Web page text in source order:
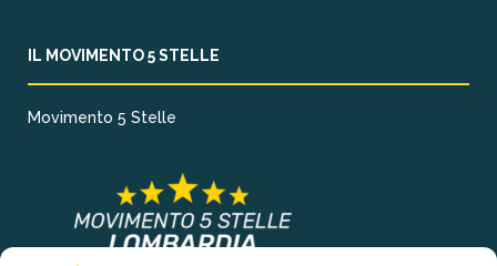
IL MOVIMENTO 5 STELLE
Movimento 5 Stelle